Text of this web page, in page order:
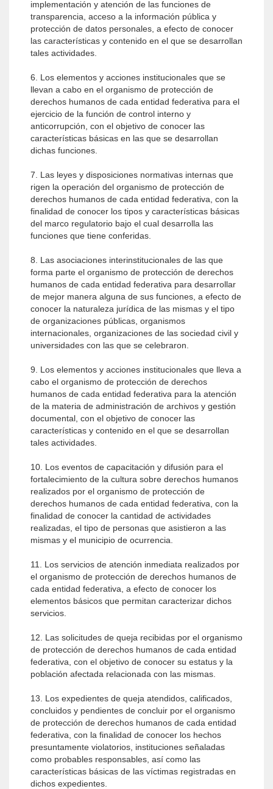
implementación y atención de las funciones de
transparencia, acceso a la información pública y
protección de datos personales, a efecto de conocer
las características y contenido en el que se desarrollan
tales actividades.
6. Los elementos y acciones institucionales que se
llevan a cabo en el organismo de protección de
derechos humanos de cada entidad federativa para el
ejercicio de la función de control interno y
anticorrupción, con el objetivo de conocer las
características básicas en las que se desarrollan
dichas funciones.
7. Las leyes y disposiciones normativas internas que
rigen la operación del organismo de protección de
derechos humanos de cada entidad federativa, con la
finalidad de conocer los tipos y características básicas
del marco regulatorio bajo el cual desarrolla las
funciones que tiene conferidas.
8. Las asociaciones interinstitucionales de las que
forma parte el organismo de protección de derechos
humanos de cada entidad federativa para desarrollar
de mejor manera alguna de sus funciones, a efecto de
conocer la naturaleza jurídica de las mismas y el tipo
de organizaciones públicas, organismos
internacionales, organizaciones de las sociedad civil y
universidades con las que se celebraron.
9. Los elementos y acciones institucionales que lleva a
cabo el organismo de protección de derechos
humanos de cada entidad federativa para la atención
de la materia de administración de archivos y gestión
documental, con el objetivo de conocer las
características y contenido en el que se desarrollan
tales actividades.
10. Los eventos de capacitación y difusión para el
fortalecimiento de la cultura sobre derechos humanos
realizados por el organismo de protección de
derechos humanos de cada entidad federativa, con la
finalidad de conocer la cantidad de actividades
realizadas, el tipo de personas que asistieron a las
mismas y el municipio de ocurrencia.
11. Los servicios de atención inmediata realizados por
el organismo de protección de derechos humanos de
cada entidad federativa, a efecto de conocer los
elementos básicos que permitan caracterizar dichos
servicios.
12. Las solicitudes de queja recibidas por el organismo
de protección de derechos humanos de cada entidad
federativa, con el objetivo de conocer su estatus y la
población afectada relacionada con las mismas.
13. Los expedientes de queja atendidos, calificados,
concluidos y pendientes de concluir por el organismo
de protección de derechos humanos de cada entidad
federativa, con la finalidad de conocer los hechos
presuntamente violatorios, instituciones señaladas
como probables responsables, así como las
características básicas de las víctimas registradas en
dichos expedientes.